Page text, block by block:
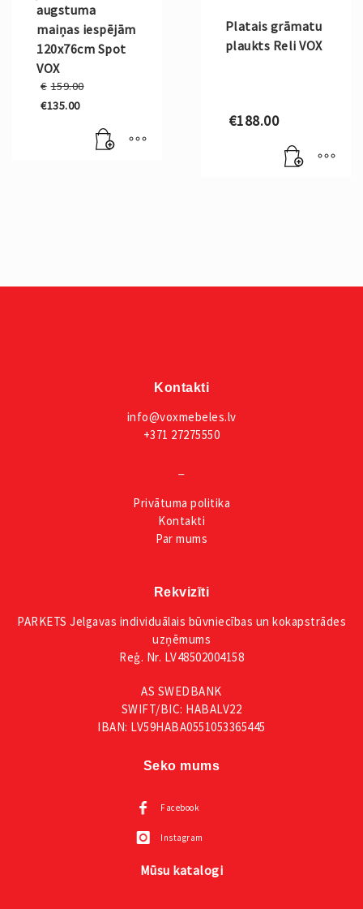
augstuma
maiņas iespējām
120x76cm Spot
VOX
€ 159.00
€159.00.
€135.00
Platais grāmatu
plaukts Reli VOX
€188.00
Kontakti
info@voxmebeles.lv
+371 27275550
Privātuma politika
Kontakti
Par mums
Rekvizīti
PARKETS Jelgavas individuālais būvniecības un kokapstrādes
uzņēmums
Reģ. Nr. LV48502004158
AS SWEDBANK
SWIFT/BIC: HABALV22
IBAN: LV59HABA0551053365445
Seko mums
Facebook
Instagram
Mūsu katalogi